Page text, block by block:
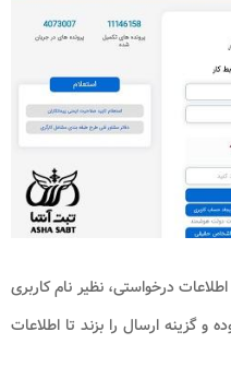
درخواستی، نظیر نام کاربری
و گزینه ارسال را بزند تا اطلاعات